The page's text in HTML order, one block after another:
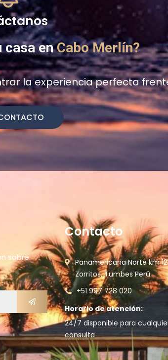
casa enCabo Merlín?
la experiencia perfecta
sobre
Contacto
Panamericana Norte km
Zorritos, Tumbes Perú
+51 997 728 020
Horario de atención:
24/7 disponible para
consulta